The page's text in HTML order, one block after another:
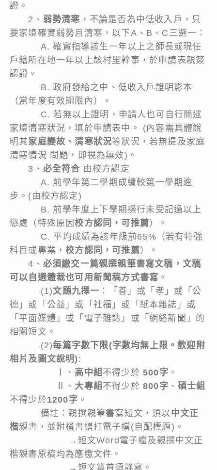
證。
2、 弱勢清寒 ，不論是否為中低收入戶，只
要家境確實弱勢且清寒，以下A、B、C三選一：
A. 確實指導該生一年以上之師長或現任
戶籍所在地一年以上該村里幹事，於申請表親簽
認證。
B. 政府發給之中、低收入戶證明影本
（當年度有效期限內）。
C. 若無以上證明，申請人也可自行簡述
家境清寒狀況，填於申請表中。 (內容需具體說
明其家庭變故、清寒狀況等狀況，若無提及家庭
清寒情況 問題，即視為無效)。
3、 必全符合 由校方認定
A. 前學年第二學期成績較第一學期進
步。(由校方認定)
B. 前學年度上下學期操行未受記過以上
懲處（特殊原因校方認同，可推薦）。
C. 平均成績為該年級前65%（若有特強
科目或專業，校方認同，可推薦）。
4、 必須繳交一篇親撰親筆書寫文稿，文稿
可以自選體裁也可用新聞稿方式書寫 。
(1)文題九擇一 ：「善」或「孝」或「公
德」或「公益」或「社福」或「紙本雜誌」或
「平面媒體」或「電子雜誌」或「網絡新聞」的
相關短文。
(2)每篇字數下限(字數均無上限。歡迎附
相片及圖文說明) :
Ⅰ、 高中組 不得少於500字 。
Ⅱ、 大專組 不得少於800字 、碩士組
不得少於1200字 。
備註：親撰親筆書寫短文，須以 中文正
楷親書，並附橫書繕打電子檔(自配標題)。
→短文Word電子檔及親撰中文正
楷親書原稿均為應繳文件。
→短文篇首須詳寫。